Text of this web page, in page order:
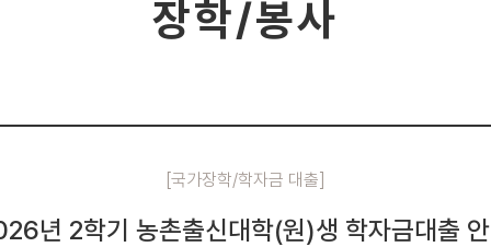
장학/봉사
[국가장학/학자금 대출]
년 2학기 농촌출신대학(원)생 학자금대출